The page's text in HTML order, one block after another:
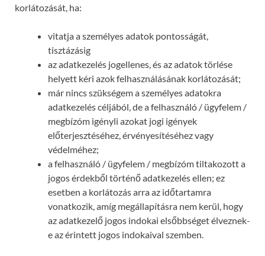
korlátozását, ha:
vitatja a személyes adatok pontosságát,
tisztázásig
az adatkezelés jogellenes, és az adatok törlése
helyett kéri azok felhasználásának korlátozását;
már nincs szükségem a személyes adatokra
adatkezelés céljából, de a felhasználó / ügyfelem /
megbízóm igényli azokat jogi igények
előterjesztéséhez, érvényesítéséhez vagy
védelméhez;
a felhasználó / ügyfelem / megbízóm tiltakozott a
jogos érdekből történő adatkezelés ellen; ez
esetben a korlátozás arra az időtartamra
vonatkozik, amíg megállapításra nem kerül, hogy
az adatkezelő jogos indokai elsőbbséget élveznek-
e az érintett jogos indokaival szemben.